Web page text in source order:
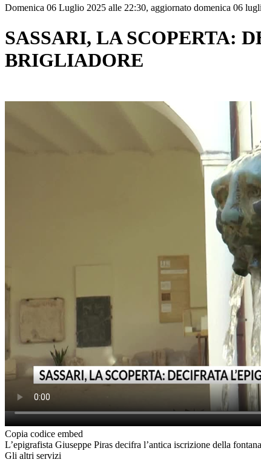
Domenica 06 Luglio 2025 alle 22:30, aggiornato domenica 06
SASSARI, LA SCOPERTA:
BRIGLIADORE
Copia codice embed
L’epigrafista Giuseppe Piras decifra l’antica iscrizione della
Gli altri servizi